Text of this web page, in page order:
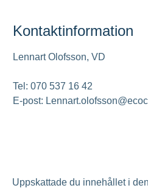
Kontaktinformation
Lennart Olofsson, VD
Tel: 070 537 16 42
E-post:
Uppskattade du innehållet i